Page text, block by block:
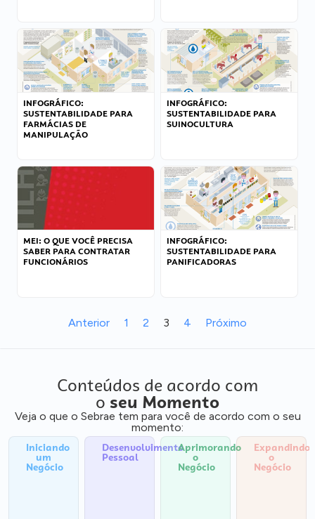
INFOGRÁFICO:
SUSTENTABILIDADE PARA
FARMÁCIAS DE
MANIPULAÇÃO
INFOGRÁFICO:
SUSTENTABILIDADE PARA
SUINOCULTURA
MEI: O QUE VOCÊ PRECISA
SABER PARA CONTRATAR
FUNCIONÁRIOS
INFOGRÁFICO:
SUSTENTABILIDADE PARA
PANIFICADORAS
Anterior 1 2 3 4 Próximo
Conteúdos de acordo com
o seu Momento
Veja o que o Sebrae tem para você de acordo com o seu
momento:
Iniciando
um
Negócio
Desenvolvimento
Pessoal
Aprimorando
o
Negócio
Expandindo
o
Negócio